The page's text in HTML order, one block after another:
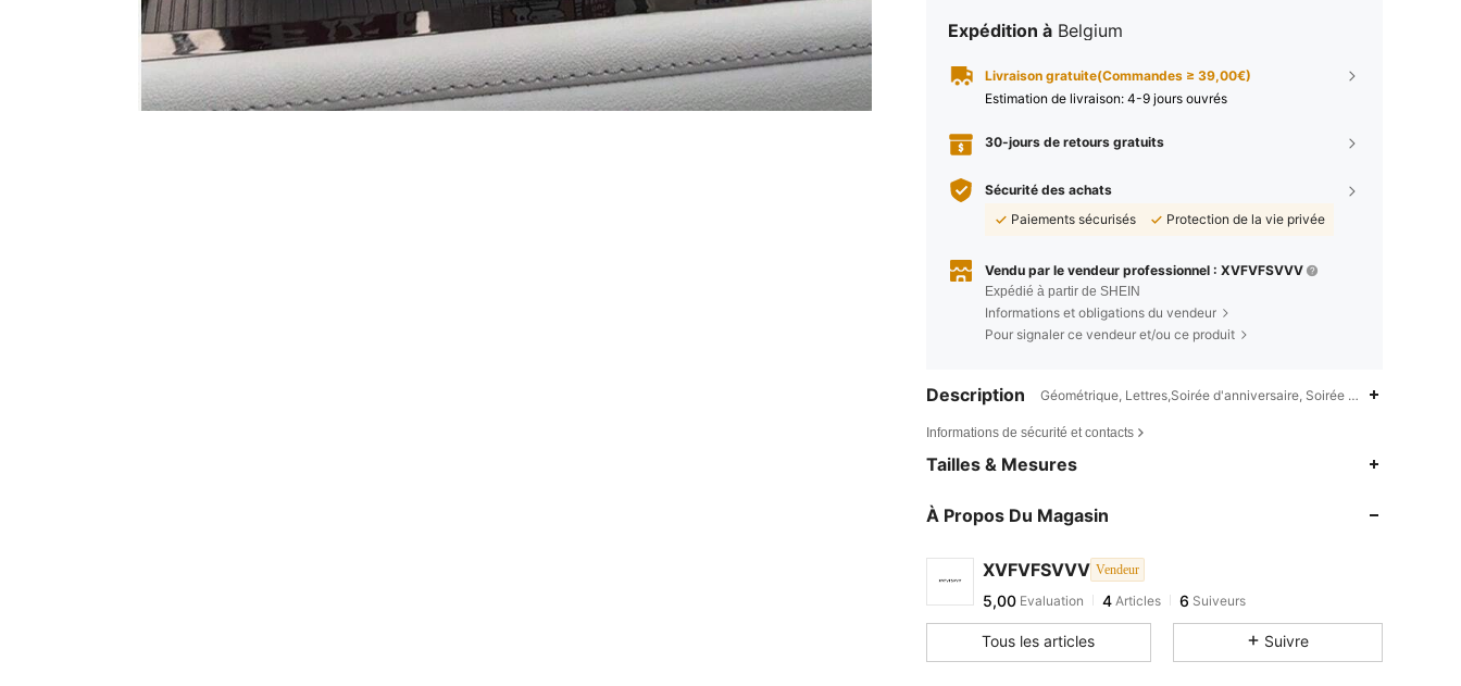
Expédition à Belgium
Livraison gratuite(Commandes ≥ 39,00€)
Estimation de livraison: 4-9 jours ouvrés
30-jours de retours gratuits
Sécurité des achats
Paiements sécurisés
Protection de la vie privée
Vendu par le vendeur professionnel : XVFVFSVVV
Expédié à partir de SHEIN
Informations et obligations du vendeur
Pour signaler ce vendeur et/ou ce produit
Description Géométrique, Lettres,Soirée d'anniversaire, Soirée de mariage,
Informations de sécurité et contacts
Tailles & Mesures
À Propos Du Magasin
XVFVFSVVV Vendeur
5,00 Evaluation 4 Articles 6 Suiveurs
Tous les articles Suivre